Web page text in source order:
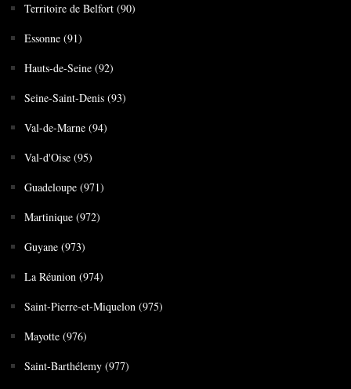
Territoire de Belfort (90)
Essonne (91)
Hauts-de-Seine (92)
Seine-Saint-Denis (93)
Val-de-Marne (94)
Val-d'Oise (95)
Guadeloupe (971)
Martinique (972)
Guyane (973)
La Réunion (974)
Saint-Pierre-et-Miquelon (975)
Mayotte (976)
Saint-Barthélemy (977)